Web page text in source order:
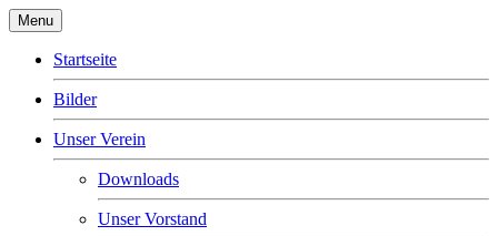
Menu
Startseite
Bilder
Unser Verein
Downloads
Unser Vorstand